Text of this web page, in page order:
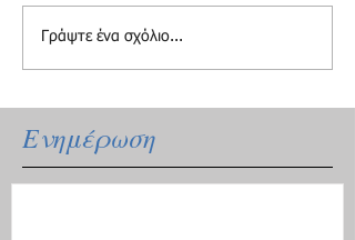
Ενημέρωση
Γράψτε ένα σχόλιο...